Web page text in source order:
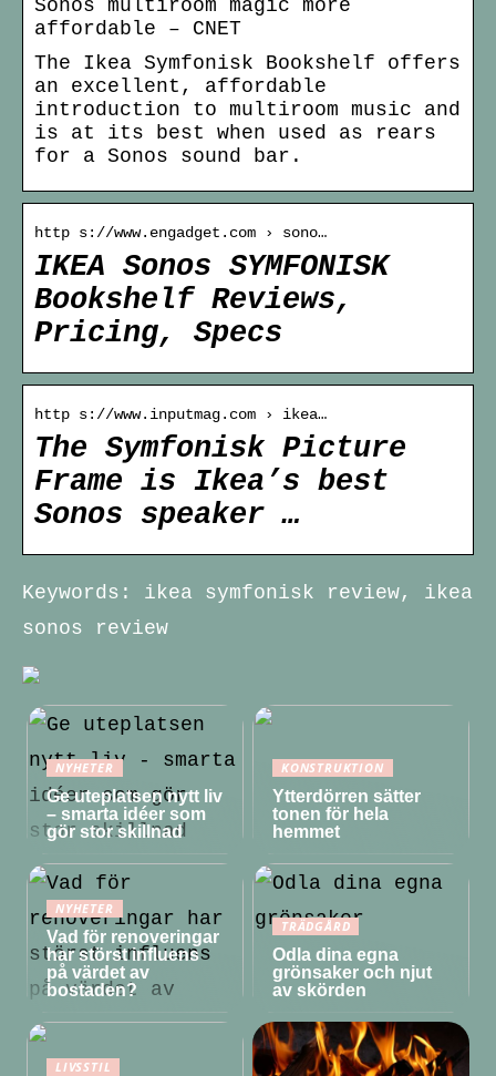
Sonos multiroom magic more
affordable – CNET
The Ikea Symfonisk Bookshelf offers
an excellent, affordable
introduction to multiroom music and
is at its best when used as rears
for a Sonos sound bar.
http s://www.engadget.com › sono…
IKEA Sonos SYMFONISK
Bookshelf Reviews,
Pricing, Specs
http s://www.inputmag.com › ikea…
The Symfonisk Picture
Frame is Ikea’s best
Sonos speaker …
Keywords: ikea symfonisk review, ikea
sonos review
NYHETER
Ge uteplatsen nytt liv
– smarta idéer som
gör stor skillnad
KONSTRUKTION
Ytterdörren sätter
tonen för hela
hemmet
NYHETER
Vad för renoveringar
har störst influens
på värdet av
bostaden?
TRÄDGÅRD
Odla dina egna
grönsaker och njut
av skörden
LIVSSTIL